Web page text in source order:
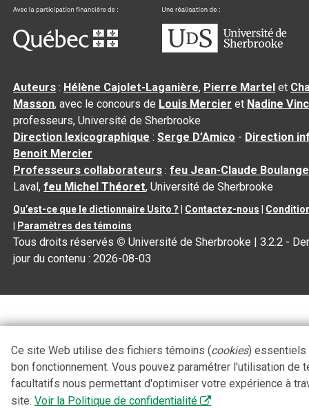
Auteurs : Hélène Cajolet-Laganière, Pierre Martel et
Masson, avec le concours de Louis Mercier et Nadine
professeurs, Université de Sherbrooke
Direction lexicographique :Serge D’Amico - Direction
Benoit Mercier
Professeurs collaborateurs :feu Jean-Claude
Laval,feu Michel Théoret, Université de Sherbrooke
Qu’est-ce que le dictionnaire Usito ? Contactez-nous
Paramètres des témoins
Tous droits réservés © Université de Sherbrooke |3.2.2 -
jour du contenu :2026-08-03
Ce site Web utilise des fichiers témoins (cookies) essentiels
bon fonctionnement. Vous pouvez paramétrer l'utilisation de
facultatifs nous permettant d'optimiser votre expérience à
site. Voir la Politique de confidentialité